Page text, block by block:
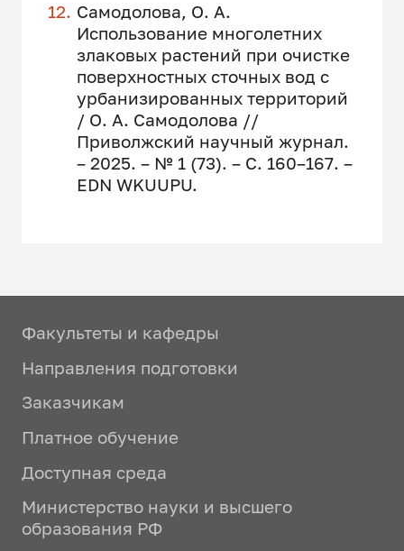
Самодолова, О. А.
Использование многолетних
злаковых растений при очистке
поверхностных сточных вод с
урбанизированных территорий
/ О. А. Самодолова //
Приволжский научный журнал.
– 2025. – № 1 (73). – С. 160–167. –
EDN WKUUPU.
Факультеты и кафедры
Направления подготовки
Заказчикам
Платное обучение
Доступная среда
Министерство науки и высшего
образования РФ